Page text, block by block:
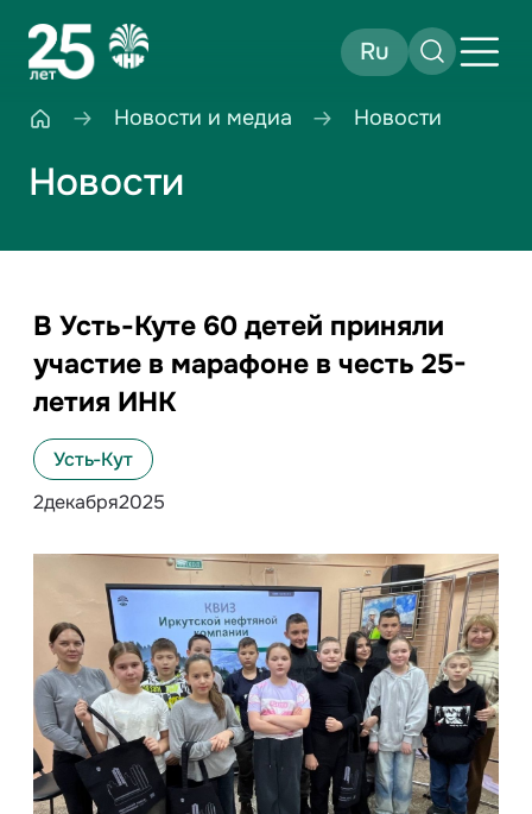
Ru
Новости и медиа Новости
Новости
В Усть-Куте 60 детей приняли
участие в марафоне в честь 25-
летия ИНК
Усть-Кут
2декабря2025